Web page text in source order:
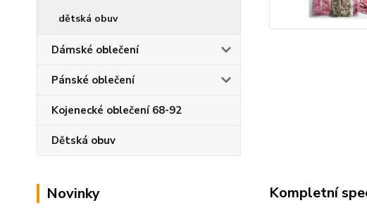
dětská obuv
Dámské oblečení
Pánské oblečení
Kojenecké oblečení 68-92
Dětská obuv
Novinky Kompletní